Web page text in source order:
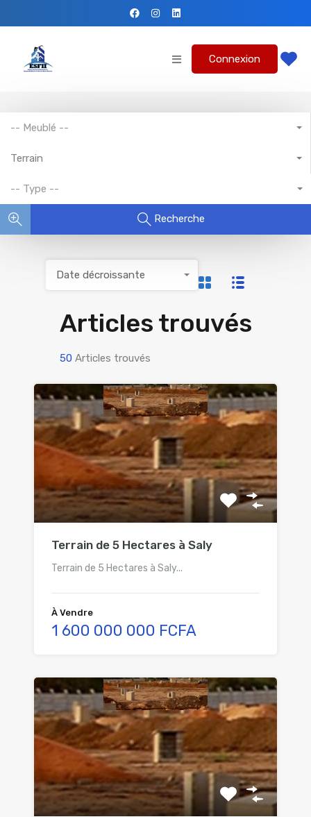
Connexion
-- Meublé --
Terrain
-- Type --
Recherche
Articles trouvés
50 Articles trouvés
Date décroissante
Terrain de 5 Hectares à Saly
Terrain de 5 Hectares à Saly...
À Vendre
1 600 000 000 FCFA